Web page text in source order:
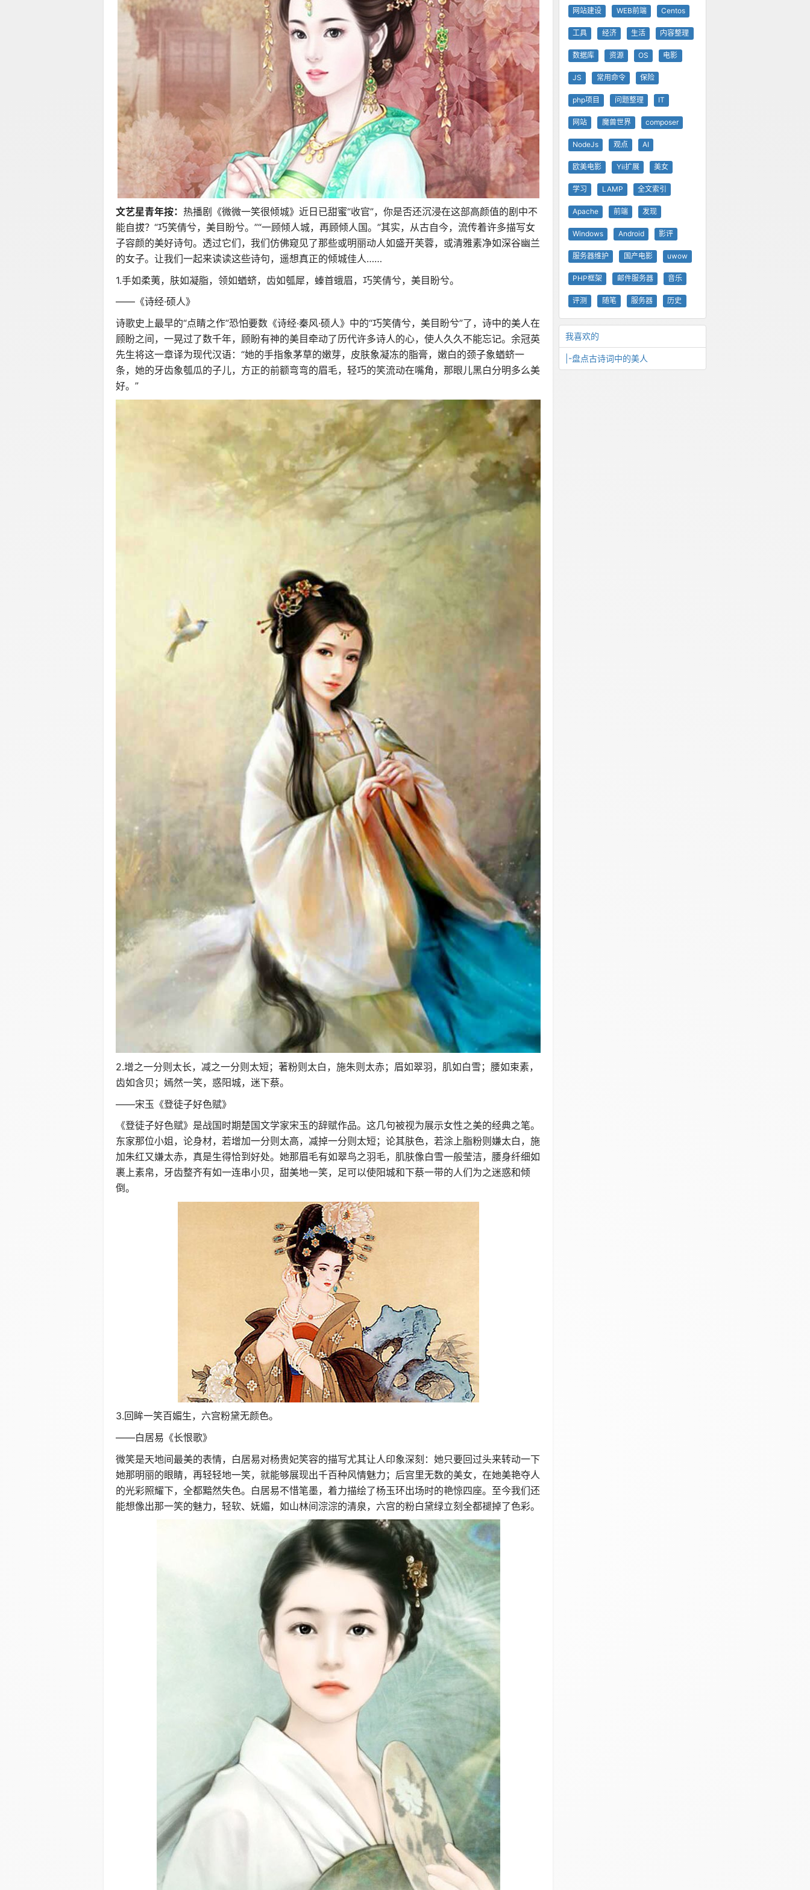
文艺星青年按： 热播剧《微微一笑很倾城》近日已甜蜜“收官”，你是否还沉浸在这部高颜值的剧中不
能自拔？“巧笑倩兮，美目盼兮。”“一顾倾人城，再顾倾人国。”其实，从古自今，流传着许多描写女
子容颜的美好诗句。透过它们，我们仿佛窥见了那些或明丽动人如盛开芙蓉，或清雅素净如深谷幽兰
的女子。让我们一起来读读这些诗句，遥想真正的倾城佳人……
1.手如柔荑，肤如凝脂，领如蝤蛴，齿如瓠犀，螓首蛾眉，巧笑倩兮，美目盼兮。
——《诗经·硕人》
诗歌史上最早的“点睛之作”恐怕要数《诗经·秦风·硕人》中的“巧笑倩兮，美目盼兮”了，诗中的美人在
顾盼之间，一晃过了数千年，顾盼有神的美目牵动了历代许多诗人的心，使人久久不能忘记。余冠英
先生将这一章译为现代汉语：“她的手指象茅草的嫩芽，皮肤象凝冻的脂膏，嫩白的颈子象蝤蛴一
条，她的牙齿象瓠瓜的子儿，方正的前额弯弯的眉毛，轻巧的笑流动在嘴角，那眼儿黑白分明多么美
好。”
2.增之一分则太长，减之一分则太短；著粉则太白，施朱则太赤；眉如翠羽，肌如白雪；腰如束素，
齿如含贝；嫣然一笑，惑阳城，迷下蔡。
——宋玉《登徒子好色赋》
《登徒子好色赋》是战国时期楚国文学家宋玉的辞赋作品。这几句被视为展示女性之美的经典之笔。
东家那位小姐，论身材，若增加一分则太高，减掉一分则太短；论其肤色，若涂上脂粉则嫌太白，施
加朱红又嫌太赤，真是生得恰到好处。她那眉毛有如翠鸟之羽毛，肌肤像白雪一般莹洁，腰身纤细如
裹上素帛，牙齿整齐有如一连串小贝，甜美地一笑，足可以使阳城和下蔡一带的人们为之迷惑和倾
倒。
3.回眸一笑百媚生，六宫粉黛无颜色。
——白居易《长恨歌》
微笑是天地间最美的表情，白居易对杨贵妃笑容的描写尤其让人印象深刻：她只要回过头来转动一下
她那明丽的眼睛，再轻轻地一笑，就能够展现出千百种风情魅力；后宫里无数的美女，在她美艳夺人
的光彩照耀下，全都黯然失色。白居易不惜笔墨，着力描绘了杨玉环出场时的艳惊四座。至今我们还
能想像出那一笑的魅力，轻软、妩媚，如山林间淙淙的清泉，六宫的粉白黛绿立刻全都褪掉了色彩。
网站建设 WEB前端 Centos
工具 经济 生活 内容整理
数据库 资源 OS 电影
JS 常用命令 保险
php项目 问题整理 IT
网站 魔兽世界 composer
NodeJs 观点 AI
欧美电影 Yii扩展 美女
学习 LAMP 全文索引
Apache 前端 发现
Windows Android 影评
服务器维护 国产电影 uwow
PHP框架 邮件服务器 音乐
评测 随笔 服务器 历史
我喜欢的
|-盘点古诗词中的美人